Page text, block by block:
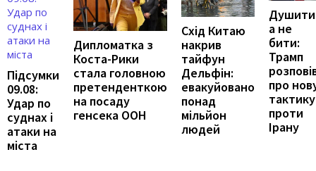
Підсумки
09.08:
Удар по
суднах і
атаки на
міста
Дипломатка з
Коста-Рики
стала головною
претенденткою
на посаду
генсека ООН
Схід Китаю
накрив
тайфун
Дельфін:
евакуйовано
понад
мільйон
людей
а не
бити:
Трамп
про
тактику
проти
Ірану